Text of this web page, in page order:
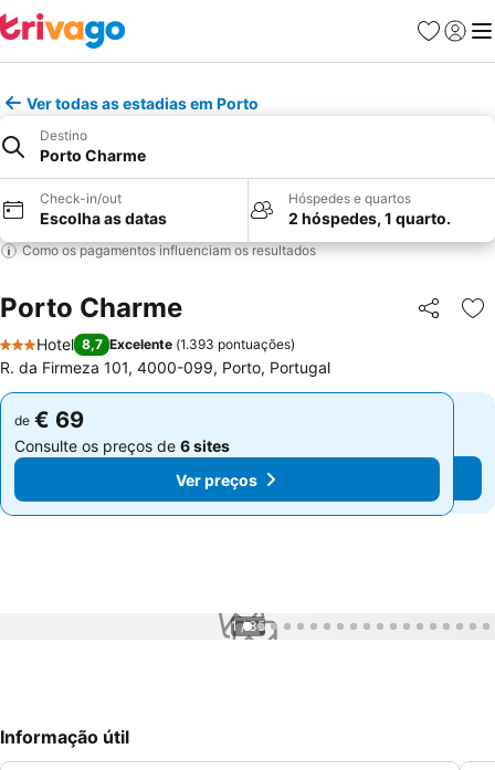
Favoritos
Iniciar
Ver todas as estadias em Porto
Destino
Porto Charme
Check-in/out
Escolha as datas
Hóspedes e quartos
2 hóspedes, 1 quarto.
Como os pagamentos influenciam os resultados
Porto Charme Partilhar
3 Estrelas
Hotel 8,7 Excelente (1.393 pontuações)
R. da Firmeza 101, 4000-099, Porto, Portugal
de € 69
Consulte os preços de 6 sites
Ver preços
de € 69
Consulte os preços de 6 sites
Ver preços
1 / 35
Informação útil